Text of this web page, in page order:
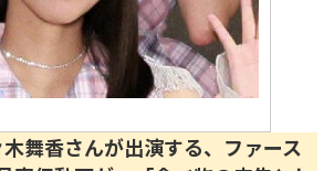
舞香さんが出演する、ファース